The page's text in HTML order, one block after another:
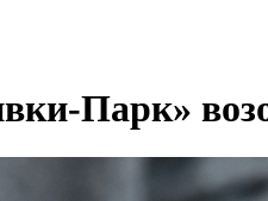
Парк»